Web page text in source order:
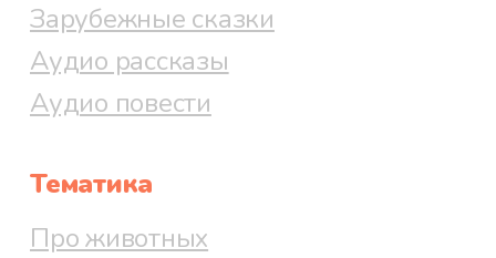
Зарубежные сказки
Аудио рассказы
Аудио повести
Тематика
Про животных